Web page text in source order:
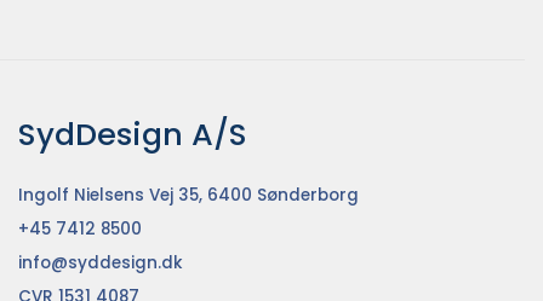
SydDesign A/S
Ingolf Nielsens Vej 35, 6400 Sønderborg
+45 7412 8500
info@syddesign.dk